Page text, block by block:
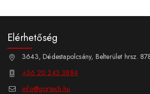
Elérhetőség
3643, Dédestapolcsány, Belterület hrsz.
+36 20 243 3884
info@gortech.hu